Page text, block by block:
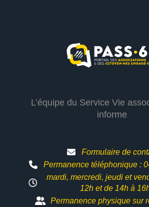
L’équipe du Service Vie
informe
Formulaire de
Permanence téléphonique :
mardi, mercredi, jeudi et
12h etde 14h à
Permanence physique sur